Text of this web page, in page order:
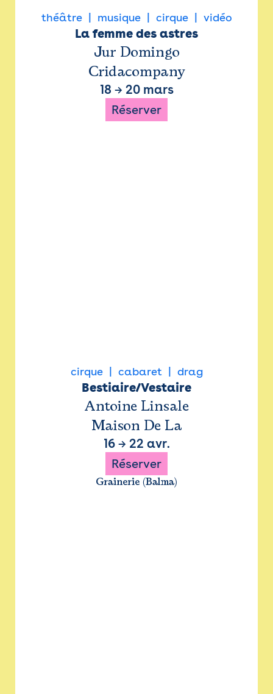
théâtre musique cirque vidéo
La femme des astres
Jur Domingo
Cridacompany
18 → 20 mars
Réserver
cirque cabaret drag
Bestiaire/Vestaire
Antoine Linsale
Maison De La
16→ 22 avr.
Réserver
Grainerie (Balma)